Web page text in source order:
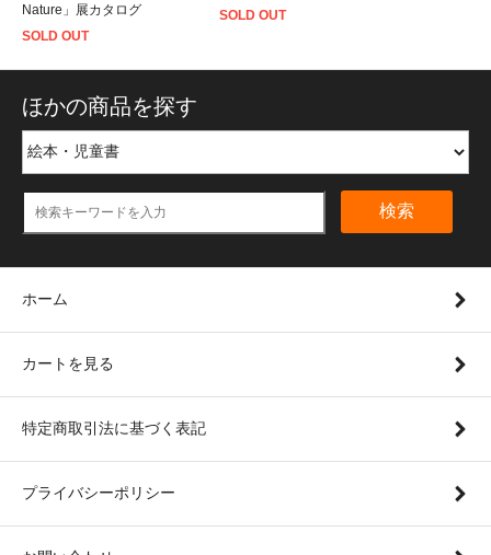
Nature」展カタログ
SOLD OUT
SOLD OUT
ほかの商品を探す
検索
ホーム
カートを見る
特定商取引法に基づく表記
プライバシーポリシー